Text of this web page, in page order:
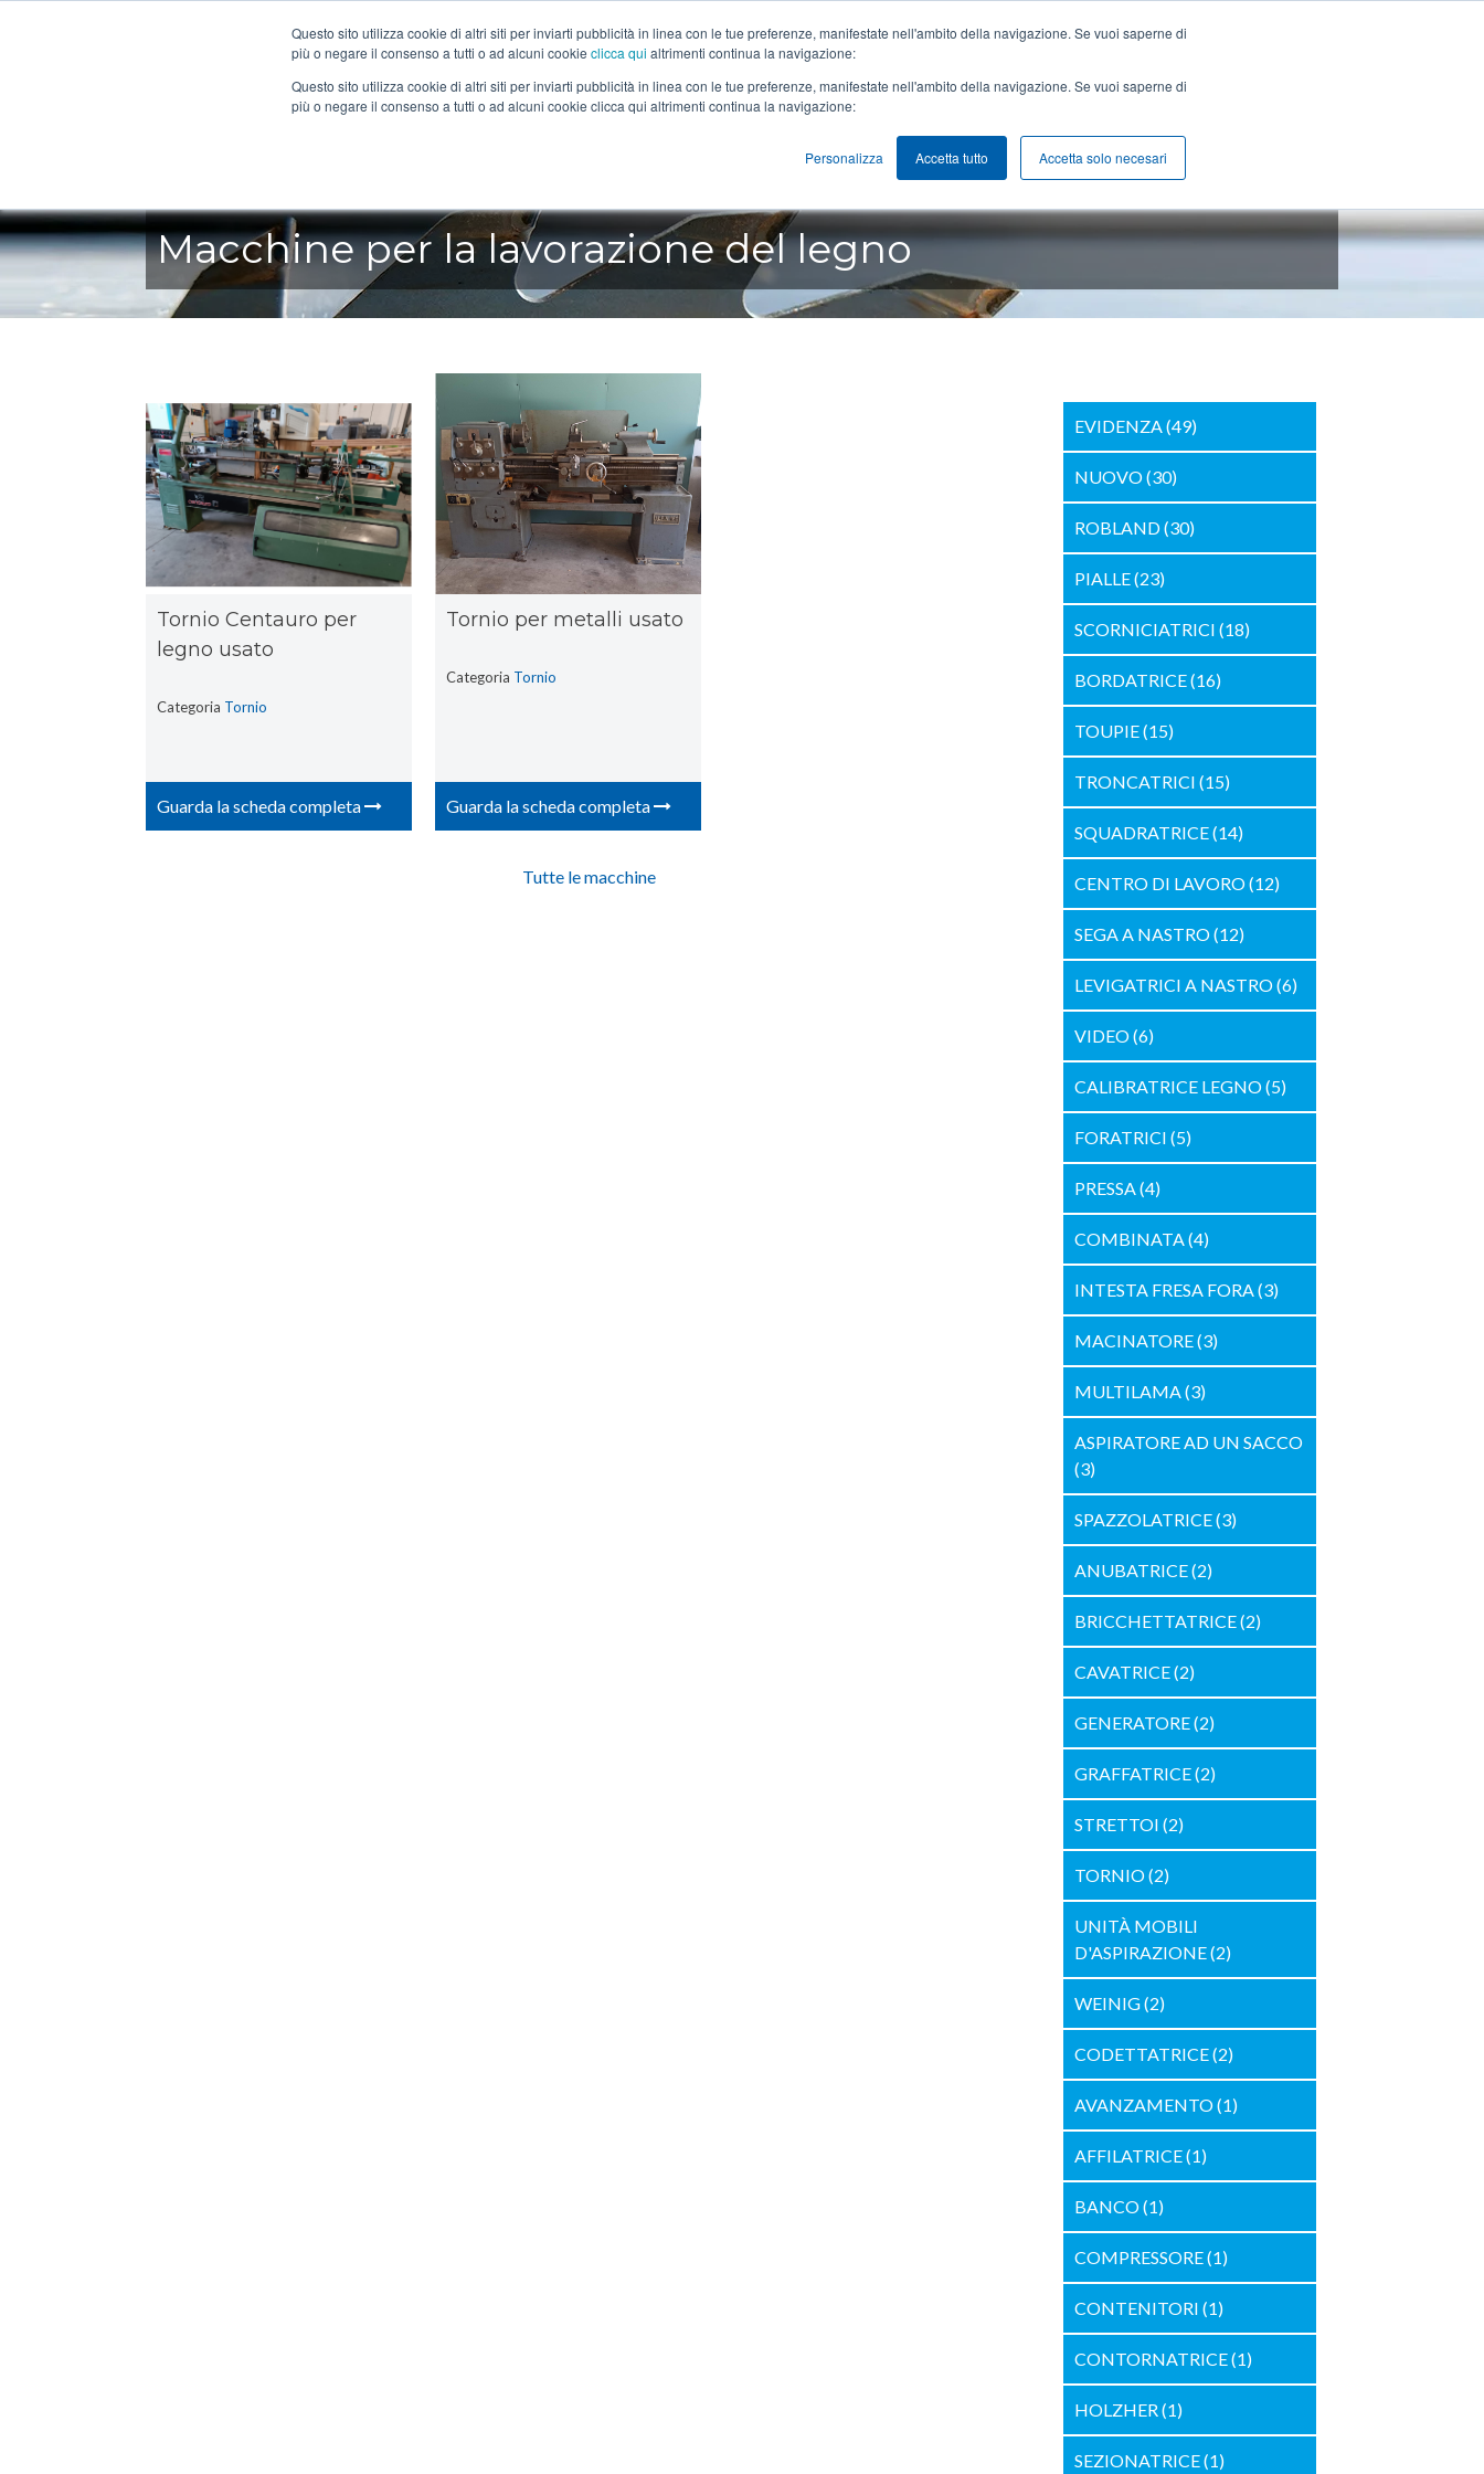
Questo sito utilizza cookie di altri siti per inviarti pubblicità in linea con le tue preferenze, manifestate nell'ambito della navigazione. Se vuoi saperne di
più o negare il consenso a tutti o ad alcuni cookie clicca qui altrimenti continua la navigazione:
Questo sito utilizza cookie di altri siti per inviarti pubblicità in linea con le tue preferenze, manifestate nell'ambito della navigazione. Se vuoi saperne di
più o negare il consenso a tutti o ad alcuni cookie clicca qui altrimenti continua la navigazione:
Personalizza Accetta tutto Accetta solo necesari
HOME AZIENDA MACCHINE LEGNO, PVC, ALU
Macchine per la lavorazione del legno
Tornio Centauro per
legno usato
Categoria Tornio
Guarda la scheda completa
Tornio per metalli usato
Categoria Tornio
Guarda la scheda completa
Tutte le macchine
EVIDENZA(49)
NUOVO(30)
ROBLAND(30)
PIALLE(23)
SCORNICIATRICI (18)
BORDATRICE(16)
TOUPIE(15)
TRONCATRICI (15)
SQUADRATRICE(14)
CENTRO DI LAVORO(12)
SEGA A NASTRO(12)
LEVIGATRICI A NASTRO(6)
VIDEO(6)
CALIBRATRICE LEGNO(5)
FORATRICI (5)
PRESSA(4)
COMBINATA(4)
INTESTA FRESA FORA(3)
MACINATORE(3)
MULTILAMA(3)
ASPIRATORE AD UN SACCO
(3)
SPAZZOLATRICE(3)
ANUBATRICE(2)
BRICCHETTATRICE(2)
CAVATRICE(2)
GENERATORE(2)
GRAFFATRICE(2)
STRETTOI (2)
TORNIO(2)
UNITÀ MOBILI
D'ASPIRAZIONE(2)
WEINIG(2)
CODETTATRICE(2)
AVANZAMENTO(1)
AFFILATRICE(1)
BANCO(1)
COMPRESSORE(1)
CONTENITORI (1)
CONTORNATRICE(1)
HOLZHER(1)
SEZIONATRICE(1)